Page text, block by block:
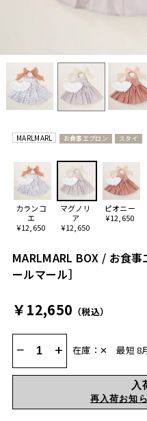
MARLMARL お食事エプロン スタイ
カランコ
エ
¥12,650
マグノリ
ア
¥12,650
ピオニー
¥12,650
MARLMARL BOX / お食
ールマール］
￥12,650 （税込）
− + 在庫：✕ 最短 8
入
再入荷お知